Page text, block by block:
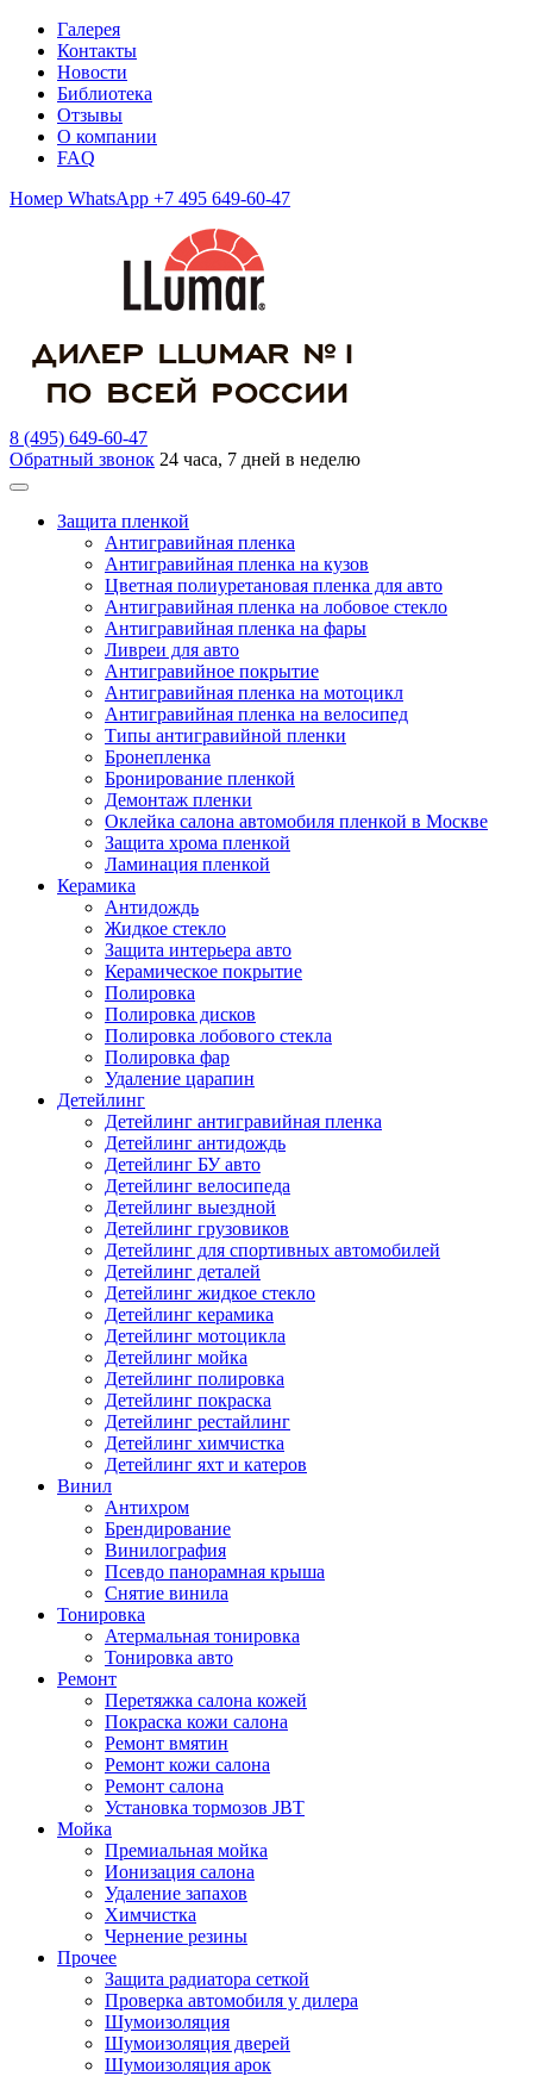
Галерея
Контакты
Новости
Библиотека
Отзывы
О компании
FAQ
Номер WhatsApp +7 495 649-60-47
8 (495) 649-60-47
Обратный звонок 24 часа, 7 дней в неделю
Защита пленкой
Антигравийная пленка
Антигравийная пленка на кузов
Цветная полиуретановая пленка для авто
Антигравийная пленка на лобовое стекло
Антигравийная пленка на фары
Ливреи для авто
Антигравийное покрытие
Антигравийная пленка на мотоцикл
Антигравийная пленка на велосипед
Типы антигравийной пленки
Бронепленка
Бронирование пленкой
Демонтаж пленки
Оклейка салона автомобиля пленкой в Москве
Защита хрома пленкой
Ламинация пленкой
Керамика
Антидождь
Жидкое стекло
Защита интерьера авто
Керамическое покрытие
Полировка
Полировка дисков
Полировка лобового стекла
Полировка фар
Удаление царапин
Детейлинг
Детейлинг антигравийная пленка
Детейлинг антидождь
Детейлинг БУ авто
Детейлинг велосипеда
Детейлинг выездной
Детейлинг грузовиков
Детейлинг для спортивных автомобилей
Детейлинг деталей
Детейлинг жидкое стекло
Детейлинг керамика
Детейлинг мотоцикла
Детейлинг мойка
Детейлинг полировка
Детейлинг покраска
Детейлинг рестайлинг
Детейлинг химчистка
Детейлинг яхт и катеров
Винил
Антихром
Брендирование
Винилография
Псевдо панорамная крыша
Снятие винила
Тонировка
Атермальная тонировка
Тонировка авто
Ремонт
Перетяжка салона кожей
Покраска кожи салона
Ремонт вмятин
Ремонт кожи салона
Ремонт салона
Установка тормозов JBT
Мойка
Премиальная мойка
Ионизация салона
Удаление запахов
Химчистка
Чернение резины
Прочее
Защита радиатора сеткой
Проверка автомобиля у дилера
Шумоизоляция
Шумоизоляция дверей
Шумоизоляция арок